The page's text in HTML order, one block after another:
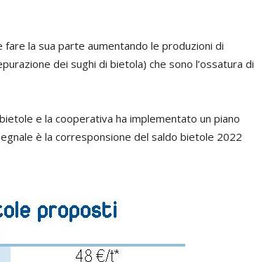
la sua parte aumentando le produzioni di
dei sughi di bietola) che sono l’ossatura di
e la cooperativa ha implementato un piano
è la corresponsione del saldo bietole 2022